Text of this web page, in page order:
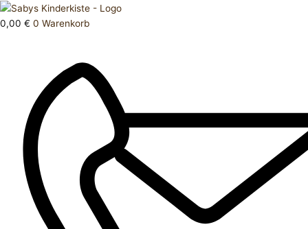
Zum
Inhalt
0,00 € 0 Warenkorb
Products
search
Strumpfhose
110